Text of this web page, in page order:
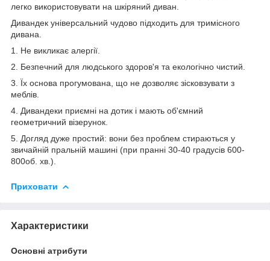
легко використовувати на шкіряний диван.
Дивандек універсальний чудово підходить для тримісного
дивана.
1. Не викликає алергії.
2. Безпечний для людського здоров'я та екологічно чистий.
3. Їх основа прогумована, що не дозволяє зісковзувати з
меблів.
4. Дивандеки приємні на дотик і мають об'ємний
геометричний візерунок.
5. Догляд дуже простий: вони без проблем стираються у
звичайній пральній машині (при пранні 30-40 градусів 600-
800об. хв.).
Приховати
Характеристики
Основні атрибути